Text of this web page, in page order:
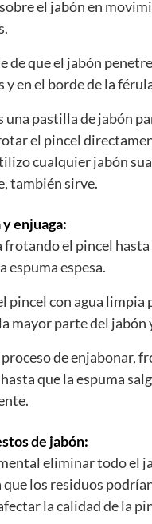
el jabón en
de que el jabón
y en el borde de la
una pastilla de jabón
el pincel
cualquier jabón
también sirve.
enjuaga:
el pincel hasta
espuma espesa.
pincel con agua limpia
mayor parte del jabón
de enjabonar,
que la espuma
de jabón:
eliminar todo el
que los residuos
la calidad de la